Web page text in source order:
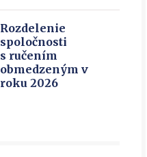
Rozdelenie
spoločnosti
s ručením
obmedzeným v
roku 2026